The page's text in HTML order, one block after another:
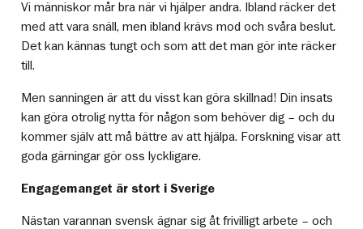
Vi människor mår bra när vi hjälper andra. Ibland räcker det
med att vara snäll, men ibland krävs mod och svåra beslut.
Det kan kännas tungt och som att det man gör inte räcker
till.
Men sanningen är att du visst kan göra skillnad! Din insats
kan göra otrolig nytta för någon som behöver dig – och du
kommer själv att må bättre av att hjälpa. Forskning visar att
goda gärningar gör oss lyckligare.
Engagemanget är stort i Sverige
Nästan varannan svensk ägnar sig åt frivilligt arbete – och